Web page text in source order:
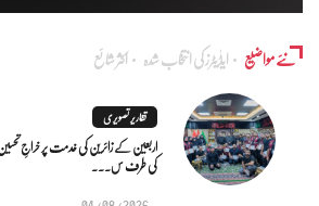
نئے مواضیع ایڈٰیٹرز کی انتخاب شدہ اکثر شائع
تقاریر تصویری
اربعین کے زائرین کی خدمت پر خراجِ
کی طرف س...